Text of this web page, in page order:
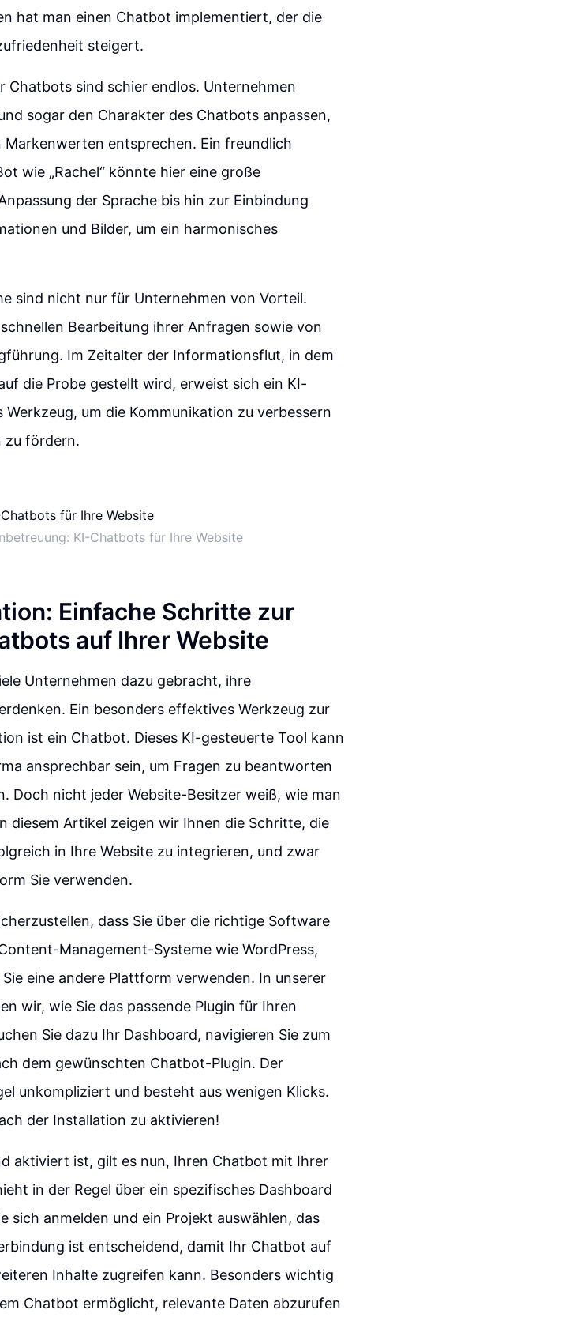
hat man einen Chatbot implementiert, der die
steigert.
Chatbots sind schier endlos. Unternehmen
sogar den Charakter des Chatbots anpassen,
Markenwerten entsprechen. Ein freundlich
wie „Rachel“ könnte hier eine große
der Sprache bis hin zur Einbindung
und Bilder, um ein harmonisches
sind nicht nur für Unternehmen von Vorteil.
Bearbeitung ihrer Anfragen sowie von
Im Zeitalter der Informationsflut, in dem
die Probe gestellt wird, erweist sich ein KI-
um die Kommunikation zu verbessern
zu fördern.
KI-Chatbots für Ihre Website
Einfache Schritte zur
auf Ihrer Website
Unternehmen dazu gebracht, ihre
Ein besonders effektives Werkzeug zur
ist ein Chatbot. Dieses KI-gesteuerte Tool kann
ansprechbar sein, um Fragen zu beantworten
Doch nicht jeder Website-Besitzer weiß, wie man
diesem Artikel zeigen wir Ihnen die Schritte, die
in Ihre Website zu integrieren, und zwar
Sie verwenden.
dass Sie über die richtige Software
Management-Systeme wie WordPress,
eine andere Plattform verwenden. In unserer
wir, wie Sie das passende Plugin für Ihren
Sie dazu Ihr Dashboard, navigieren Sie zum
dem gewünschten Chatbot-Plugin. Der
unkompliziert und besteht aus wenigen Klicks.
der Installation zu aktivieren!
aktiviert ist, gilt es nun, Ihren Chatbot mit Ihrer
in der Regel über ein spezifisches Dashboard
sich anmelden und ein Projekt auswählen, das
ist entscheidend, damit Ihr Chatbot auf
Inhalte zugreifen kann. Besonders wichtig
Chatbot ermöglicht, relevante Daten abzurufen